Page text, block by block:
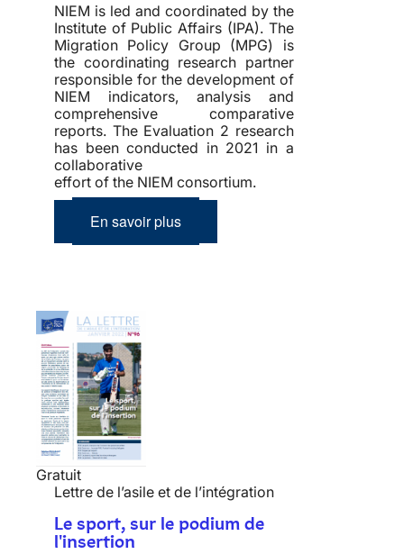
NIEM is led and coordinated by the
Institute of Public Affairs (IPA). The
Migration Policy Group (MPG) is
the coordinating research partner
responsible for the development of
NIEM indicators, analysis and
comprehensive comparative
reports. The Evaluation 2 research
has been conducted in 2021 in a
collaborative
effort of the NIEM consortium.
En savoir plus
Gratuit
Lettre de l’asile et de l’intégration
Le sport, sur le podium de
l'insertion